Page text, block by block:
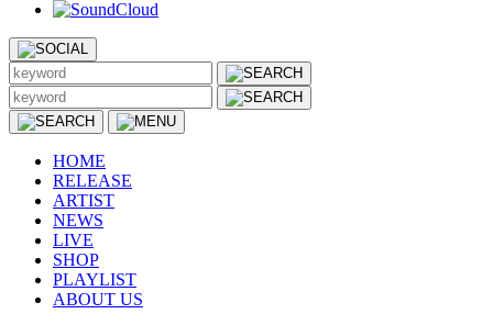
HOME
RELEASE
ARTIST
NEWS
LIVE
SHOP
PLAYLIST
ABOUT US